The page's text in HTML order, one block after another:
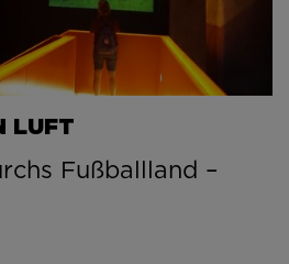
LUFT
Fußballland –